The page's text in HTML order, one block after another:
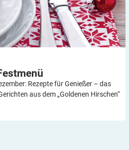
Rezepte für Genießer – das
aus dem „Goldenen Hirschen“